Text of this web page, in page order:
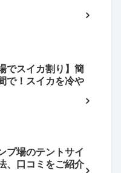
でスイカ割り】簡
で！スイカを冷や
プ場のテントサイ
、口コミをご紹介